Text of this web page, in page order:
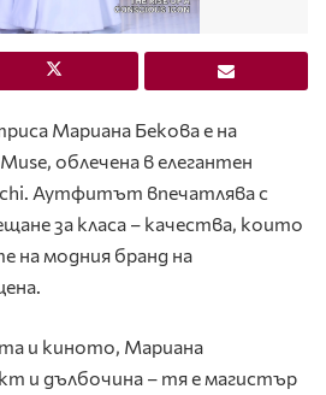
Мариана Бекова е на
облечена в елегантен
Аутфитът впечатлява с
за класа – качества, които
на модния бранд на
и киното, Мариана
и дълбочина – тя е магистър